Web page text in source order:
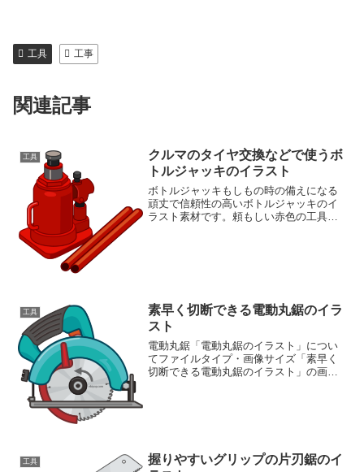
工具 工事
関連記事
工具
クルマのタイヤ交換などで使うボ
トルジャッキのイラスト
ボトルジャッキもしもの時の備えになる
頑丈で信頼性の高いボトルジャッキのイ
ラスト素材です。頼もしい赤色の工具で
工具
素早く切断できる電動丸鋸のイラ
スト
電動丸鋸「電動丸鋸のイラスト」につい
てファイルタイプ・画像サイズ「素早く
切断できる電動丸鋸のイラスト」の画像
工具
握りやすいグリップの片刃鋸のイ